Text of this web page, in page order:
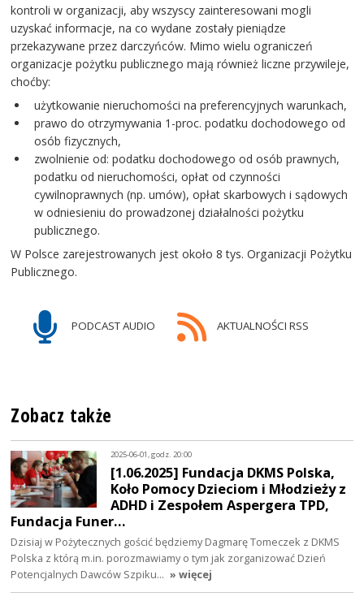
kontroli w organizacji, aby wszyscy zainteresowani mogli
uzyskać informacje, na co wydane zostały pieniądze
przekazywane przez darczyńców. Mimo wielu ograniczeń
organizacje pożytku publicznego mają również liczne przywileje,
choćby:
użytkowanie nieruchomości na preferencyjnych warunkach,
prawo do otrzymywania 1-proc. podatku dochodowego od
osób fizycznych,
zwolnienie od: podatku dochodowego od osób prawnych,
podatku od nieruchomości, opłat od czynności
cywilnoprawnych (np. umów), opłat skarbowych i sądowych
w odniesieniu do prowadzonej działalności pożytku
publicznego.
W Polsce zarejestrowanych jest około 8 tys. Organizacji Pożytku
Publicznego.
PODCAST AUDIO AKTUALNOŚCI RSS
Zobacz także
2025-06-01, godz. 20:00
[1.06.2025] Fundacja DKMS Polska,
Koło Pomocy Dzieciom i Młodzieży z
ADHD i Zespołem Aspergera TPD,
Fundacja Funer…
Dzisiaj w Pożytecznych gościć będziemy Dagmarę Tomeczek z DKMS
Polska z którą m.in. porozmawiamy o tym jak zorganizować Dzień
Potencjalnych Dawców Szpiku… » więcej